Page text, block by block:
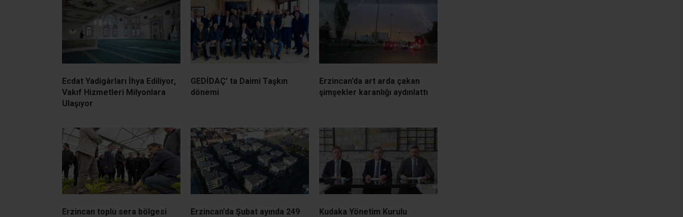
Ecdat Yadigârları İhya Ediliyor,
Vakıf Hizmetleri Milyonlara
Ulaşıyor
GEDİDAÇ’ ta Daimi Taşkın
dönemi
Erzincan’da art arda çakan
şimşekler karanlığı aydınlattı
Erzincan toplu sera bölgesi
Erzincan’da Şubat ayında 249
Kudaka Yönetim Kurulu